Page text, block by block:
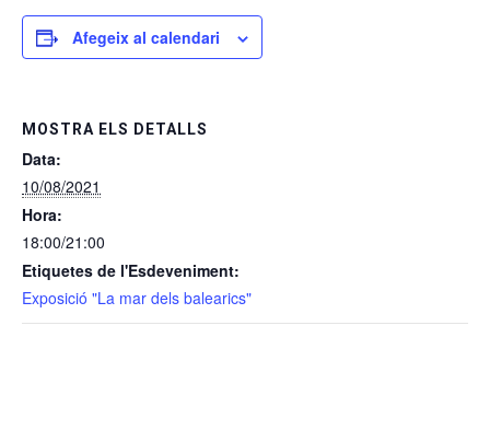
Afegeix al calendari
MOSTRA ELS DETALLS
Data:
10/08/2021
Hora:
18:00/21:00
Etiquetes de l'Esdeveniment:
Exposició "La mar dels balearics"